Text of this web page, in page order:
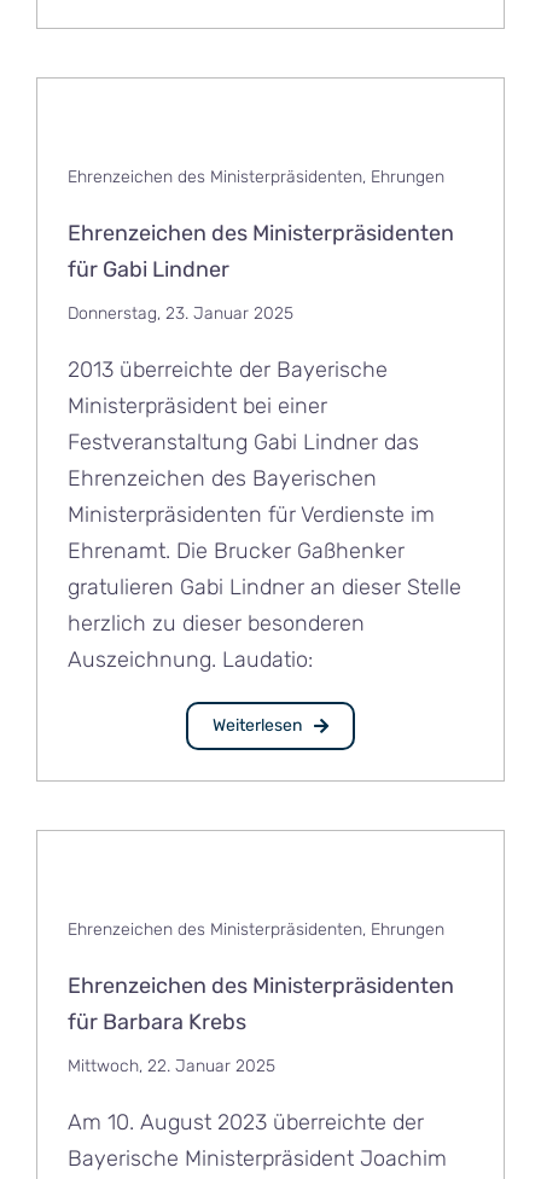
Ehrenzeichen des Ministerpräsidenten, Ehrungen
Ehrenzeichen des Ministerpräsidenten
für Gabi Lindner
Donnerstag, 23. Januar 2025
2013 überreichte der Bayerische
Ministerpräsident bei einer
Festveranstaltung Gabi Lindner das
Ehrenzeichen des Bayerischen
Ministerpräsidenten für Verdienste im
Ehrenamt. Die Brucker Gaßhenker
gratulieren Gabi Lindner an dieser Stelle
herzlich zu dieser besonderen
Auszeichnung. Laudatio:
Weiterlesen
Ehrenzeichen des Ministerpräsidenten, Ehrungen
Ehrenzeichen des Ministerpräsidenten
für Barbara Krebs
Mittwoch, 22. Januar 2025
Am 10. August 2023 überreichte der
Bayerische Ministerpräsident Joachim